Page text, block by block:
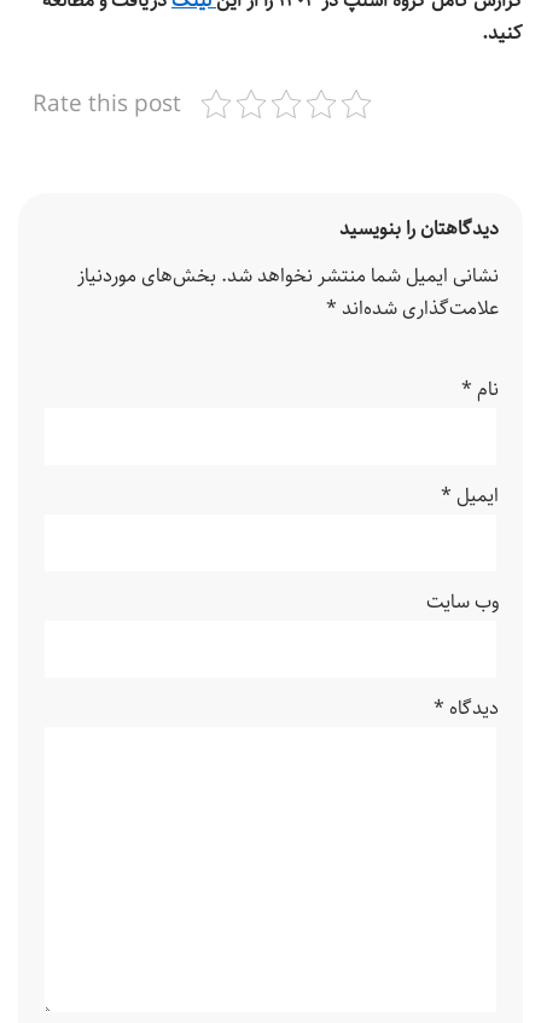
کنید.
Rate this post
دیدگاهتان را بنویسید
نشانی ایمیل شما منتشر نخواهد شد. بخش‌های موردنیاز
علامت‌گذاری شده‌اند *
نام *
ایمیل *
وب‌ سایت
دیدگاه *